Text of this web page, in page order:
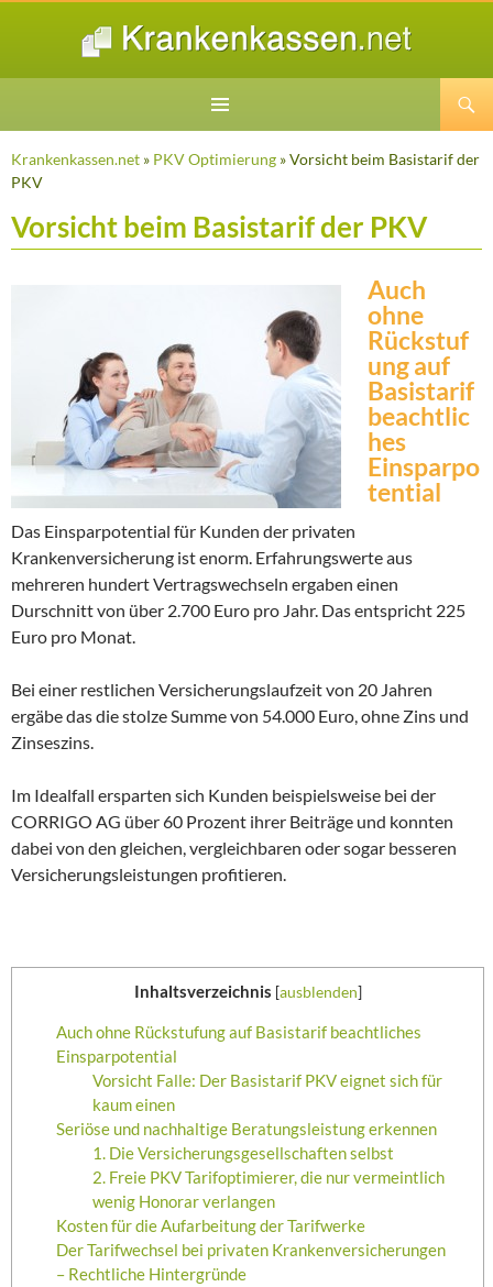
SPRINGEN
Krankenkassen.net » PKV Optimierung » Vorsicht beim Basistarif der
PKV
Vorsicht beim Basistarif der PKV
Auch
ohne
Rückstuf
ung auf
Basistarif
beachtlic
hes
Einsparpo
tential
Das Einsparpotential für Kunden der privaten
Krankenversicherung ist enorm. Erfahrungswerte aus
mehreren hundert Vertragswechseln ergaben einen
Durschnitt von über 2.700 Euro pro Jahr. Das entspricht 225
Euro pro Monat.
Bei einer restlichen Versicherungslaufzeit von 20 Jahren
ergäbe das die stolze Summe von 54.000 Euro, ohne Zins und
Zinseszins.
Im Idealfall ersparten sich Kunden beispielsweise bei der
CORRIGO AG über 60 Prozent ihrer Beiträge und konnten
dabei von den gleichen, vergleichbaren oder sogar besseren
Versicherungsleistungen profitieren.
Inhaltsverzeichnis [ausblenden]
Auch ohne Rückstufung auf Basistarif beachtliches
Einsparpotential
Vorsicht Falle: Der Basistarif PKV eignet sich für
kaum einen
Seriöse und nachhaltige Beratungsleistung erkennen
1. Die Versicherungsgesellschaften selbst
2. Freie PKV Tarifoptimierer, die nur vermeintlich
wenig Honorar verlangen
Kosten für die Aufarbeitung der Tarifwerke
Der Tarifwechsel bei privaten Krankenversicherungen
– Rechtliche Hintergründe